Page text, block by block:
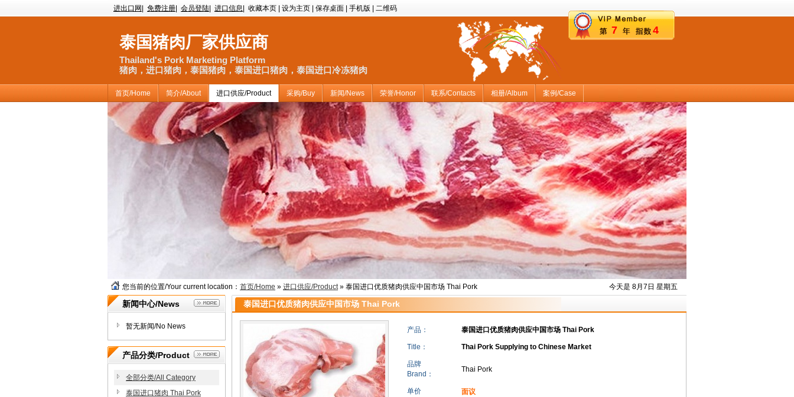
进出口网 免费注册 会员登陆 进口信息 收藏本页 设为主页 保存桌面 手机版 二维码
7 4
泰国猪肉厂家供应商
Thailand's Pork Marketing Platform
猪肉，进口猪肉，泰国猪肉，泰国进口猪肉，泰国进口冷冻猪肉
首页/Home 简介/About 进口供应/Product 采购/Buy 新闻/News 荣誉/Honor 联系/Contacts 相册/Album 案例/Case
今天是 8月7日 星期五
您当前的位置/Your current location： 首页/Home » 进口供应/Product» 泰国进口优质猪肉供应中国市场 Thai Pork
新闻中心/News
暂无新闻/No News
产品分类/Product
全部分类/All Category
泰国进口猪肉 Thai Pork
泰国进口优质猪肉供应中国市场 Thai Pork
产品： 泰国进口优质猪肉供应中国市场 Thai Pork
Title： Thai Pork Supplying to Chinese Market
品牌
Brand：
Thai Pork
单价
面议